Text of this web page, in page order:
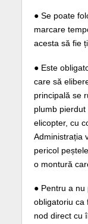
● Se poate
marcare
acesta să fie
● Este
care să
principală se
plumb
elicopter, cu
Administrația
pericol
o montură
● Pentru a nu
obligatoriu ca
nod direct cu